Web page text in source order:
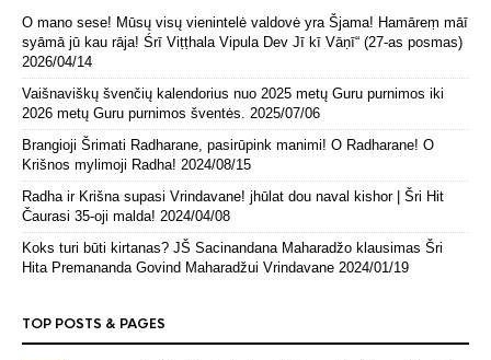
O mano sese! Mūsų visų vienintelė valdovė yra Šjama! Hamāreṃ māī
syāmā jū kau rāja! Śrī Viṭṭhala Vipula Dev Jī kī Vāṇī“ (27-as posmas)
2026/04/14
Vaišnaviškų švenčių kalendorius nuo 2025 metų Guru purnimos iki
2026 metų Guru purnimos šventės.
2025/07/06
Brangioji Šrimati Radharane, pasirūpink manimi! O Radharane! O
Krišnos mylimoji Radha! 2024/08/15
Radha ir Krišna supasi Vrindavane! jhūlat dou naval kishor | Šri Hit
Čaurasi 35-oji malda! 2024/04/08
Koks turi būti kirtanas? JŠ Sacinandana Maharadžo klausimas Šri
Hita Premananda Govind Maharadžui Vrindavane 2024/01/19
TOP POSTS & PAGES